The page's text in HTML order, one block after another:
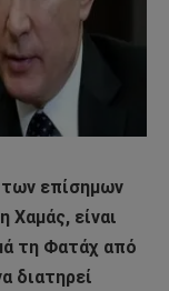
των επίσημων
είναι
τη Φατάχ από
διατηρεί